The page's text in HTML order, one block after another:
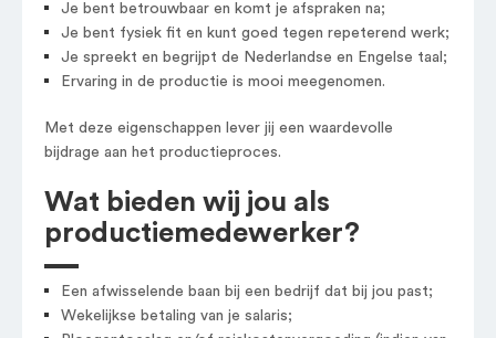
Je bent betrouwbaar en komt je afspraken na;
Je bent fysiek fit en kunt goed tegen repeterend werk;
Je spreekt en begrijpt de Nederlandse en Engelse taal;
Ervaring in de productie is mooi meegenomen.
Met deze eigenschappen lever jij een waardevolle
bijdrage aan het productieproces.
Wat bieden wij jou als
productiemedewerker?
Een afwisselende baan bij een bedrijf dat bij jou past;
Wekelijkse betaling van je salaris;